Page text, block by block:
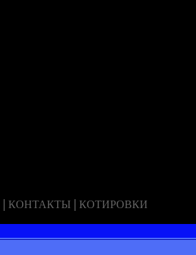
| КОНТАКТЫ | КОТИРОВКИ